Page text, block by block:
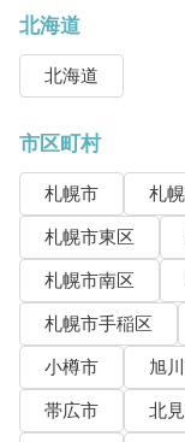
北海道
北海道
市区町村
札幌市 札
札幌市東区
札幌市南区
札幌市手稲区
小樽市
旭
帯広市
北